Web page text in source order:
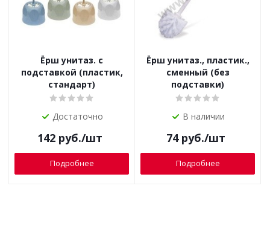
Ёрш унитаз. с
подставкой (пластик,
стандарт)
Достаточно
142руб./шт
Подробнее
Ёрш унитаз., пластик.,
сменный (без
подставки)
В наличии
74руб./шт
Подробнее